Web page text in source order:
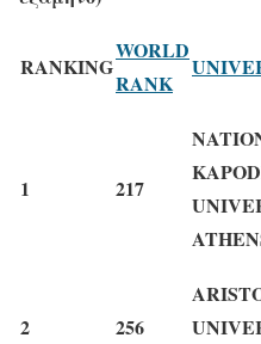
RANKING
WORLD
RANK
1 217
2 256